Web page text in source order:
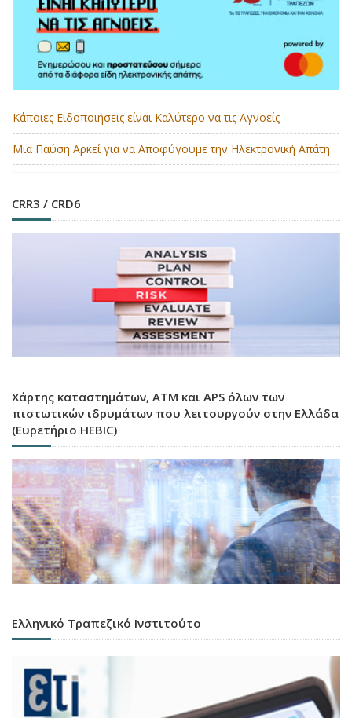
Κάποιες Ειδοποιήσεις είναι Καλύτερο να τις Αγνοείς
Μια Παύση Αρκεί για να Αποφύγουμε την Ηλεκτρονική Απάτη
CRR3 / CRD6
Χάρτης καταστημάτων, ATM και APS όλων των
πιστωτικών ιδρυμάτων που λειτουργούν στην Ελλάδα
(Ευρετήριο HEBIC)
Ελληνικό Τραπεζικό Ινστιτούτο